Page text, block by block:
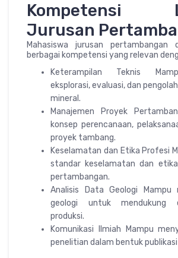
Kompetensi
Jurusan
Mahasiswa jurusan pertambangan
berbagai kompetensi yang relevan
Keterampilan Teknis
eksplorasi, evaluasi, dan
mineral.
Manajemen Proyek
konsep perencanaan,
proyek tambang.
Keselamatan dan Etika Profesi
standar keselamatan dan
pertambangan.
Analisis Data Geologi Mampu
geologi untuk mendukung
produksi.
Komunikasi Ilmiah Mampu
penelitian dalam bentuk